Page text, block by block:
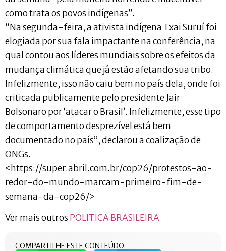
como trata os povos indígenas”.
“Na segunda-feira, a ativista indígena Txai Suruí foi
elogiada por sua fala impactante na conferência, na
qual contou aos líderes mundiais sobre os efeitos da
mudança climática que já estão afetando sua tribo.
Infelizmente, isso não caiu bem no país dela, onde foi
criticada publicamente pelo presidente Jair
Bolsonaro por ‘atacar o Brasil’. Infelizmente, esse tipo
de comportamento desprezível está bem
documentado no país”, declarou a coalização de
ONGs.
<https://super.abril.com.br/cop26/protestos-ao-
redor-do-mundo-marcam-primeiro-fim-de-
semana-da-cop26/>
Ver mais outros POLITICA BRASILEIRA
COMPARTILHE ESTE CONTEÚDO: